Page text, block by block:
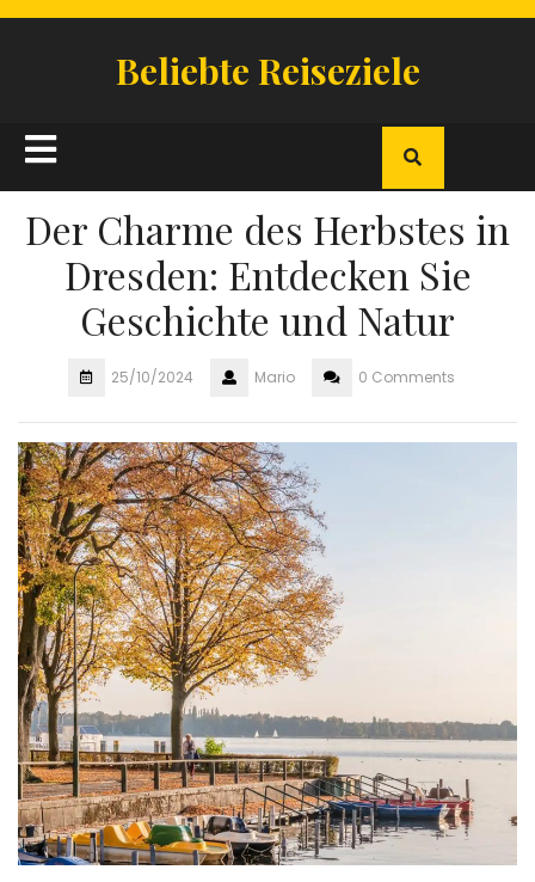
Beliebte Reiseziele
Open
Button
Der Charme des Herbstes in
Dresden: Entdecken Sie
Geschichte und Natur
25/10/2024 Mario 0 Comments